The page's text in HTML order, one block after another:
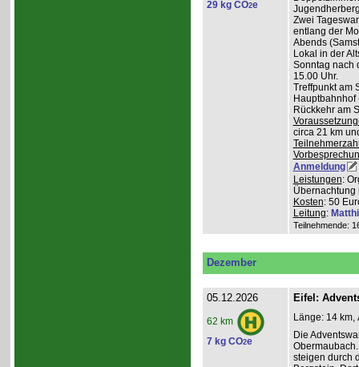
29 kg CO2e
Zwei
entlang der
Abends
Lokal in der
Sonntag nach
15.00 Uhr.
Treffpunkt am
Hauptbahnhof
Rückkehr am
circa 21 km
Anmeldung
Leistungen:
Übernachtung
Kosten: 50
Leitung:
Teilnehmende:
Dezember
05.12.2026
62 km
7 kg CO2e
Eifel:
Länge: 14 km,
Die
steigen durch